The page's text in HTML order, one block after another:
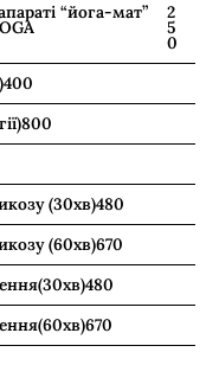
“йога-мат”
2
5
0
400
800
(30хв)480
(60хв)670
480
670